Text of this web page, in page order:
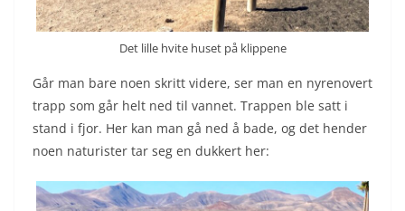
Det lille hvite huset på klippene
Går man bare noen skritt videre, ser man en nyrenovert
trapp som går helt ned til vannet. Trappen ble satt i
stand i fjor. Her kan man gå ned å bade, og det hender
noen naturister tar seg en dukkert her: